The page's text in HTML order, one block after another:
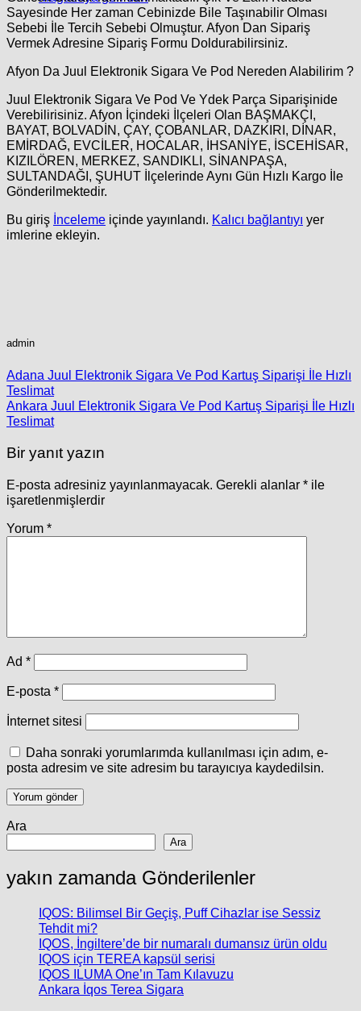
Sayesinde Her zaman Cebinizde Bile Taşınabilir Olması
Sebebi İle Tercih Sebebi Olmuştur. Afyon Dan Sipariş
Vermek Adresine Sipariş Formu Doldurabilirsiniz.
Afyon Da Juul Elektronik Sigara Ve Pod Nereden Alabilirim ?
Juul Elektronik Sigara Ve Pod Ve Ydek Parça Siparişinide
Verebilirisiniz. Afyon İçindeki İlçeleri Olan BAŞMAKÇI,
BAYAT, BOLVADİN, ÇAY, ÇOBANLAR, DAZKIRI, DİNAR,
EMİRDAĞ, EVCİLER, HOCALAR, İHSANİYE, İSCEHİSAR,
KIZILÖREN, MERKEZ, SANDIKLI, SİNANPAŞA,
SULTANDAĞI, ŞUHUT İlçelerinde Aynı Gün Hızlı Kargo İle
Gönderilmektedir.
Bu giriş İnceleme içinde yayınlandı. Kalıcı bağlantıyı yer
imlerine ekleyin.
admin
Adana Juul Elektronik Sigara Ve Pod Kartuş Siparişi İle Hızlı
Teslimat
Ankara Juul Elektronik Sigara Ve Pod Kartuş Siparişi İle Hızlı
Teslimat
Bir yanıt yazın
E-posta adresiniz yayınlanmayacak. Gerekli alanlar * ile
işaretlenmişlerdir
Yorum *
Ad *
E-posta *
İnternet sitesi
Daha sonraki yorumlarımda kullanılması için adım, e-
posta adresim ve site adresim bu tarayıcıya kaydedilsin.
Ara
Ara
yakın zamanda Gönderilenler
IQOS: Bilimsel Bir Geçiş, Puff Cihazlar ise Sessiz
Tehdit mi?
IQOS, İngiltere’de bir numaralı dumansız ürün oldu
IQOS için TEREA kapsül serisi
IQOS ILUMA One’ın Tam Kılavuzu
Ankara İqos Terea Sigara